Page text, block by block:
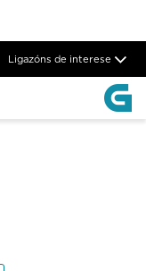
Ligazóns de interese